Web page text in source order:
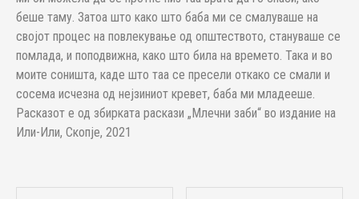
беше таму. Затоа што како што баба ми се смалуваше на
својот процес на повлекување од општеството, стануваше се
помлада, и поподвижна, како што била на времето. Така и во
моите соништа, каде што таа се пресели откако се смали и
сосема исчезна од нејзиниот кревет, баба ми младееше.
Расказот е од збирката раскази „Млечни заби“ во издание на
Или-Или, Скопје, 2021